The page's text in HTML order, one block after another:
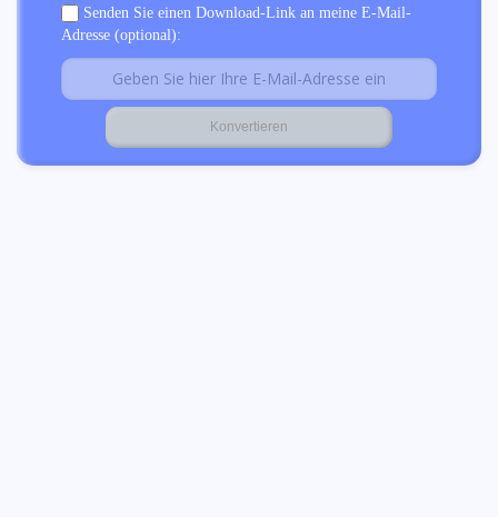
Senden Sie einen Download-Link an meine E-Mail-
Adresse (optional):